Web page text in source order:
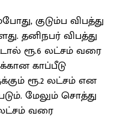
குடும்ப விபத்து
தனிநபர் விபத்து
ரூ.6 லட்சம் வரை
காப்பீடு
ரூ.2 லட்சம் என
மேலும் சொத்து
லட்சம் வரை